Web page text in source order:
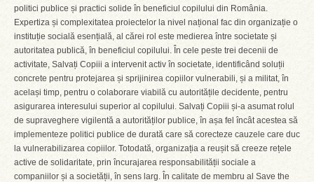
politici publice și practici solide în beneficiul copilului din România.
Expertiza și complexitatea proiectelor la nivel național fac din organizație o
instituție socială esențială, al cărei rol este medierea între societate și
autoritatea publică, în beneficiul copilului. În cele peste trei decenii de
activitate, Salvați Copiii a intervenit activ în societate, identificând soluții
concrete pentru protejarea și sprijinirea copiilor vulnerabili, și a militat, în
același timp, pentru o colaborare viabilă cu autoritățile decidente, pentru
asigurarea interesului superior al copilului. Salvați Copiii și-a asumat rolul
de supraveghere vigilentă a autorităților publice, în așa fel încât acestea să
implementeze politici publice de durată care să corecteze cauzele care duc
la vulnerabilizarea copiilor. Totodată, organizația a reușit să creeze rețele
active de solidaritate, prin încurajarea responsabilității sociale a
companiilor și a societății, în sens larg. În calitate de membru al Save the